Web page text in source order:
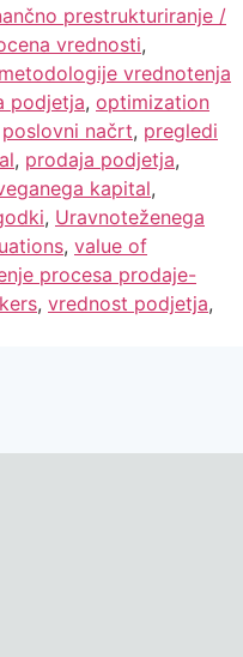
prestrukturiranje /
vrednosti,
metodologije vrednotenja
podjetja, optimization
poslovni načrt, pregledi
, prodaja podjetja,
kapital,
, Uravnoteženega
, value of
procesa prodaje-
, vrednost podjetja,